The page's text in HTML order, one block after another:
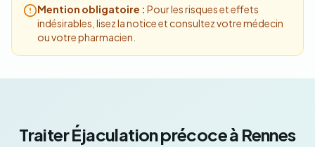
Mention obligatoire : Pour les risques et effets
indésirables, lisez la notice et consultez votre médecin
ou votre pharmacien.
Traiter Éjaculation précoce à Rennes